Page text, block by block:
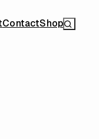
ContactShop